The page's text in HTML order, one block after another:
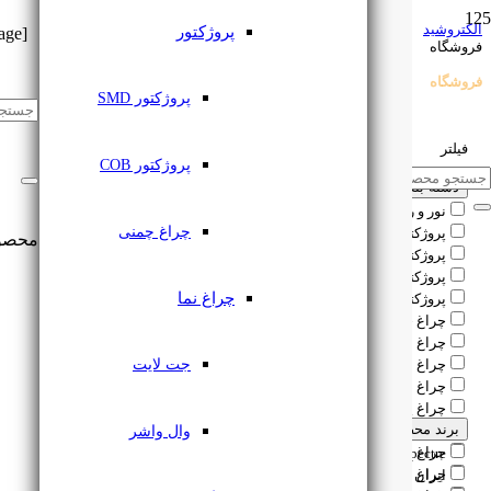
پروژکتور
پروژکتور SMD
پروژکتور COB
چراغ چمنی
چراغ نما
جت لایت
وال واشر
[dm-page]
الکتروشید
فروشگاه
فروشگاه
فیلتر
دسته بندی
نور و روشنایی
پروژکتور
پروژکتور DOB
پروژکتور SMD
پروژکتور ریلی
چراغ چمنی
چراغ سوله و کارگاهی
چراغ اسپات لایت
چراغ دفنی
چراغ پارکتی
چراغ دفنی فرودگاهی
چراغ دکوراتیو
چراغ دکوراتیو دیواری
برند محصول
Spectre
ایران الکتریک